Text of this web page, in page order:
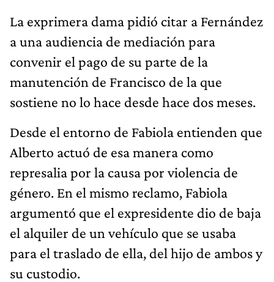
La exprimera dama pidió citar a Fernández
a una audiencia de mediación para
convenir el pago de su parte de la
manutención de Francisco de la que
sostiene no lo hace desde hace dos meses.
Desde el entorno de Fabiola entienden que
Alberto actuó de esa manera como
represalia por la causa por violencia de
género. En el mismo reclamo, Fabiola
argumentó que el expresidente dio de baja
el alquiler de un vehículo que se usaba
para el traslado de ella, del hijo de ambos y
su custodio.